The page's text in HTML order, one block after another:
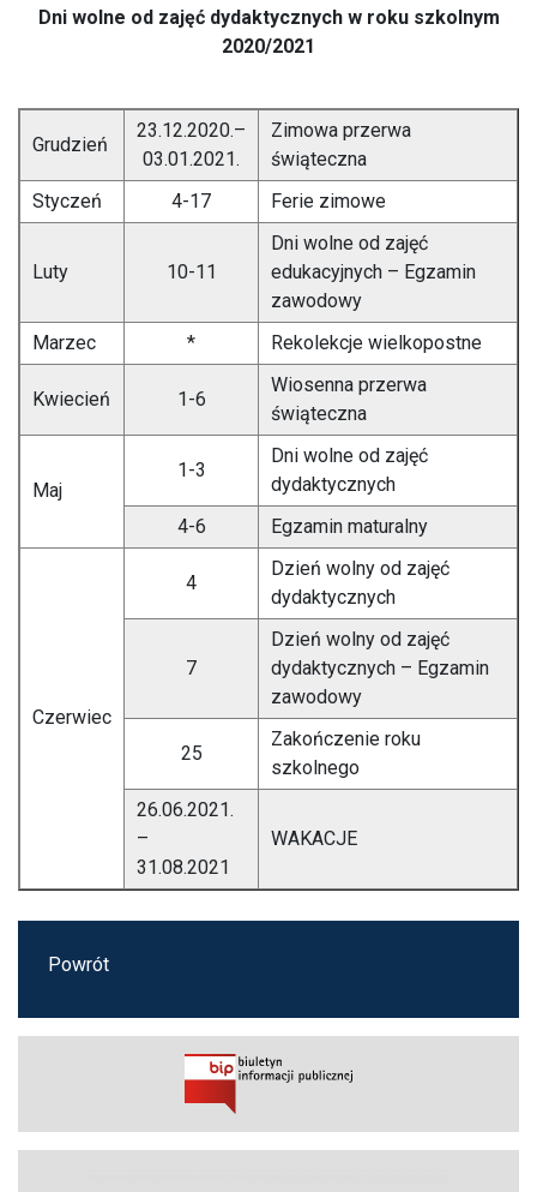
Dni wolne od zajęć dydaktycznych w roku szkolnym
2020/2021
Grudzień
23.12.2020.–
03.01.2021.
Zimowa przerwa
świąteczna
Styczeń
4-17 Ferie zimowe
Luty 10-11
Dni wolne od zajęć
edukacyjnych – Egzamin
zawodowy
Marzec
* Rekolekcje wielkopostne
Kwiecień 1-6
Wiosenna przerwa
świąteczna
Maj
1-3
Dni wolne od zajęć
dydaktycznych
4-6
Egzamin maturalny
Czerwiec
4
Dzień wolny od zajęć
dydaktycznych
7
Dzień wolny od zajęć
dydaktycznych – Egzamin
zawodowy
25
Zakończenie roku
szkolnego
26.06.2021.
–
31.08.2021
WAKACJE
Powrót